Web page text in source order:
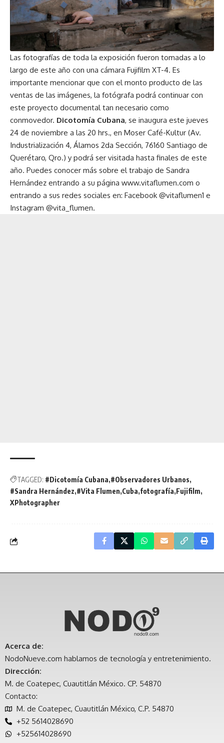
Las fotografías de toda la exposición fueron tomadas a lo
largo de este año con una cámara Fujifilm XT-4. Es
importante mencionar que con el monto producto de las
ventas de las imágenes, la fotógrafa podrá continuar con
este proyecto documental tan necesario como
conmovedor. Dicotomía Cubana, se inaugura este jueves
24 de noviembre a las 20 hrs., en Moser Café-Kultur (Av.
Industrialización 4, Álamos 2da Sección, 76160 Santiago de
Querétaro, Qro.) y podrá ser visitada hasta finales de este
año. Puedes conocer más sobre el trabajo de Sandra
Hernández entrando a su página www.vitaflumen.com o
entrando a sus redes sociales en: Facebook @vitaflumen1 e
Instagram @vita_flumen.
TAGGED: #Dicotomía Cubana #Observadores Urbanos
#Sandra Hernández #Vita Flumen Cuba fotografía Fujifilm
XPhotographer
Acerca de:
NodoNueve.com hablamos de tecnología y entretenimiento.
Dirección:
M. de Coatepec, Cuautitlán México. CP. 54870
Contacto:
M. de Coatepec, Cuautitlán México, C.P. 54870
+52 5614028690
+525614028690